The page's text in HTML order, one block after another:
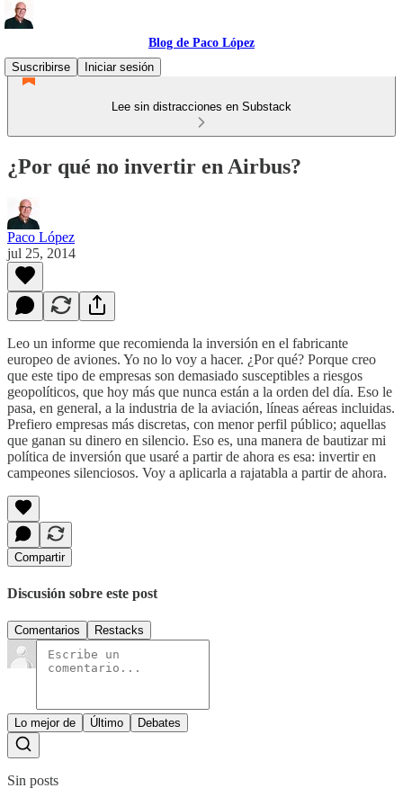
Blog de Paco López
Suscribirse
Iniciar sesión
Lee sin distracciones en Substack
¿Por qué no invertir en Airbus?
Paco López
jul 25, 2014
Leo un informe que recomienda la inversión en el fabricante
europeo de aviones. Yo no lo voy a hacer. ¿Por qué? Porque creo
que este tipo de empresas son demasiado susceptibles a riesgos
geopolíticos, que hoy más que nunca están a la orden del día. Eso le
pasa, en general, a la industria de la aviación, líneas aéreas incluidas.
Prefiero empresas más discretas, con menor perfil público; aquellas
que ganan su dinero en silencio. Eso es, una manera de bautizar mi
política de inversión que usaré a partir de ahora es esa: invertir en
campeones silenciosos. Voy a aplicarla a rajatabla a partir de ahora.
Compartir
Discusión sobre este post
Comentarios Restacks
Lo mejor de Último Debates
Sin posts